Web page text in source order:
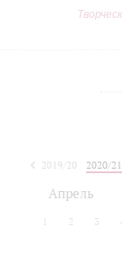
2019/20 2020/21
Апрель
2 3